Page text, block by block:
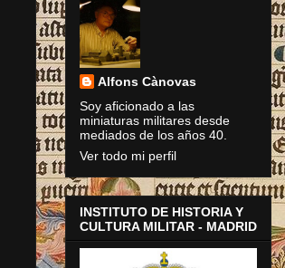
Alfons Cànovas
Soy aficionado a las
miniaturas militares desde
mediados de los años 40.
Ver todo mi perfil
INSTITUTO DE HISTORIA Y
CULTURA MILITAR - MADRID